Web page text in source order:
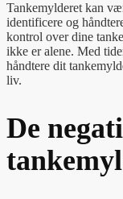
Tankemylderet kan
identificere og
kontrol over dine
ikke er alene. Med
håndtere dit
liv.
De